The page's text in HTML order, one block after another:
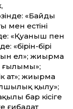
«Байды
мен естіні
«Қуа­ныш пен
«бірін-бірі
ел»; жиырма
ғылымы»;
ат»; жиырма
қылу»;
бар кісіге
ғибадат